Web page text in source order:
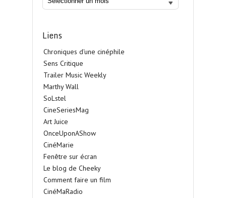
Liens
Chroniques d'une cinéphile
Sens Critique
Trailer Music Weekly
Marthy Wall
SoLstel
CineSeriesMag
Art Juice
OnceUponAShow
CinéMarie
Fenêtre sur écran
Le blog de Cheeky
Comment faire un film
CinéMaRadio